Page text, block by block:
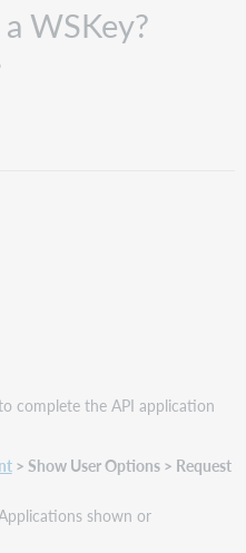
WSKey?
complete the API application
> Show User Options > Request
shown or